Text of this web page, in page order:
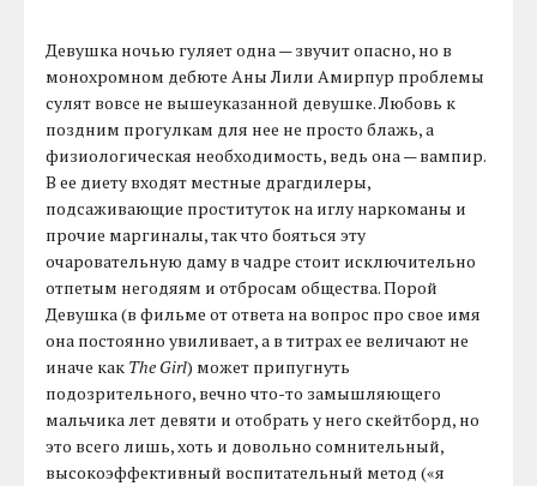
Девушка ночью гуляет одна — звучит опасно, но в
монохромном дебюте Аны Лили Амирпур проблемы
сулят вовсе не вышеуказанной девушке. Любовь к
поздним прогулкам для нее не просто блажь, а
физиологическая необходимость, ведь она — вампир.
В ее диету входят местные драгдилеры,
подсаживающие проституток на иглу наркоманы и
прочие маргиналы, так что бояться эту
очаровательную даму в чадре стоит исключительно
отпетым негодяям и отбросам общества. Порой
Девушка (в фильме от ответа на вопрос про свое имя
она постоянно увиливает, а в титрах ее величают не
иначе как The Girl) может припугнуть
подозрительного, вечно что-то замышляющего
мальчика лет девяти и отобрать у него скейтборд, но
это всего лишь, хоть и довольно сомнительный,
высокоэффективный воспитательный метод («я